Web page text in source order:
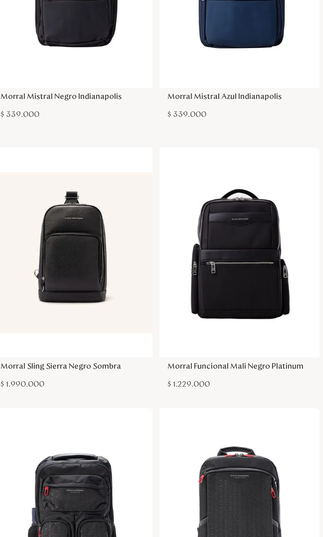
Morral Mistral Negro Indianapolis
$ 339.000
Morral Mistral Azul Indianapolis
$ 339.000
Morral Sling Sierra Negro Sombra
$ 1.990.000
Morral Funcional Mali Negro Platinum
$ 1.229.000